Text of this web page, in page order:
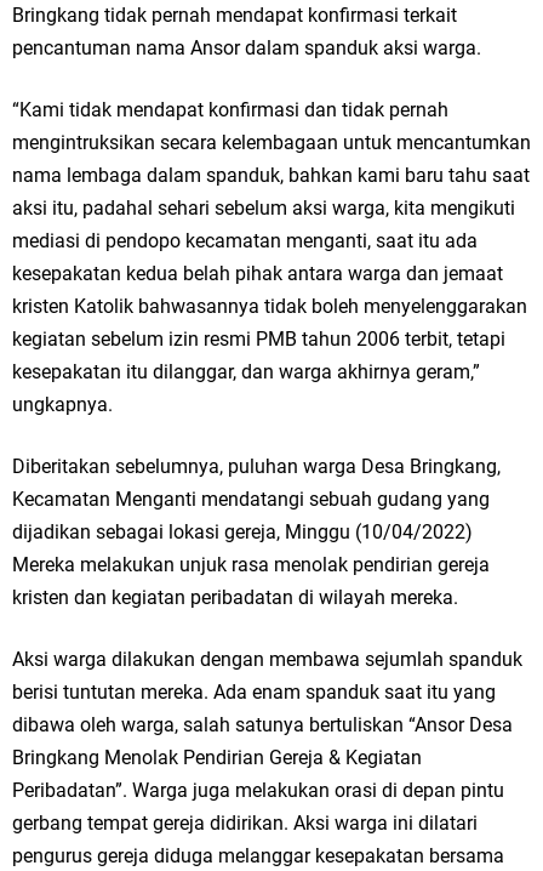
RT 03 RW 01 Patra Raya Rosewood Cerme Gresik Berbenah dan
Jumat, 7 Agustus
Bringkang tidak pernah mendapat konfirmasi terkait
pencantuman nama Ansor dalam spanduk aksi warga.
“Kami tidak mendapat konfirmasi dan tidak pernah
mengintruksikan secara kelembagaan untuk mencantumkan
nama lembaga dalam spanduk, bahkan kami baru tahu saat
aksi itu, padahal sehari sebelum aksi warga, kita mengikuti
mediasi di pendopo kecamatan menganti, saat itu ada
kesepakatan kedua belah pihak antara warga dan jemaat
kristen Katolik bahwasannya tidak boleh menyelenggarakan
kegiatan sebelum izin resmi PMB tahun 2006 terbit, tetapi
kesepakatan itu dilanggar, dan warga akhirnya geram,”
ungkapnya.
Diberitakan sebelumnya, puluhan warga Desa Bringkang,
Kecamatan Menganti mendatangi sebuah gudang yang
dijadikan sebagai lokasi gereja, Minggu (10/04/2022)
Mereka melakukan unjuk rasa menolak pendirian gereja
kristen dan kegiatan peribadatan di wilayah mereka.
Aksi warga dilakukan dengan membawa sejumlah spanduk
berisi tuntutan mereka. Ada enam spanduk saat itu yang
dibawa oleh warga, salah satunya bertuliskan “Ansor Desa
Bringkang Menolak Pendirian Gereja & Kegiatan
Peribadatan”. Warga juga melakukan orasi di depan pintu
gerbang tempat gereja didirikan. Aksi warga ini dilatari
pengurus gereja diduga melanggar kesepakatan bersama